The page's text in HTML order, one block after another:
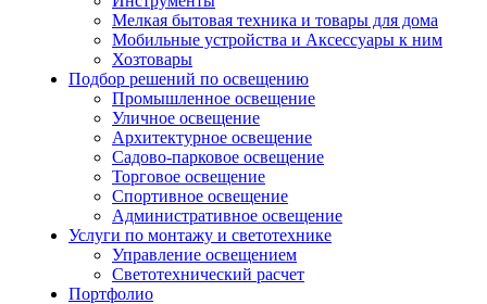
Мелкая бытовая техника и товары для дома
Мобильные устройства и Аксессуары к ним
Хозтовары
Подбор решений по освещению
Промышленное освещение
Уличное освещение
Архитектурное освещение
Садово-парковое освещение
Торговое освещение
Спортивное освещение
Административное освещение
Услуги по монтажу и светотехнике
Управление освещением
Светотехнический расчет
Портфолио